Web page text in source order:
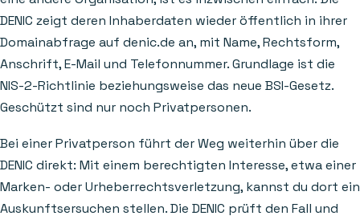
DENIC zeigt deren Inhaberdaten wieder öffentlich in ihrer
Domainabfrage auf denic.de an, mit Name, Rechtsform,
Anschrift, E-Mail und Telefonnummer. Grundlage ist die
NIS-2-Richtlinie beziehungsweise das neue BSI-Gesetz.
Geschützt sind nur noch Privatpersonen.
Bei einer Privatperson führt der Weg weiterhin über die
DENIC direkt: Mit einem berechtigten Interesse, etwa einer
Marken- oder Urheberrechtsverletzung, kannst du dort ein
Auskunftsersuchen stellen. Die DENIC prüft den Fall und